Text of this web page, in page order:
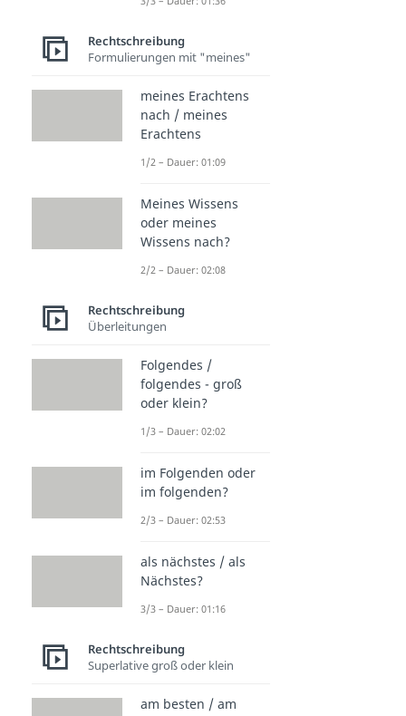
Rechtschreibung
Formulierungen mit "meines"
meines Erachtens
nach / meines
Erachtens
1/2 – Dauer: 01:09
Meines Wissens
oder meines
Wissens nach?
2/2 – Dauer: 02:08
Rechtschreibung
Überleitungen
Folgendes /
folgendes - groß
oder klein?
1/3 – Dauer: 02:02
im Folgenden oder
im folgenden?
2/3 – Dauer: 02:53
als nächstes / als
Nächstes?
3/3 – Dauer: 01:16
Rechtschreibung
Superlative groß oder klein
am besten / am